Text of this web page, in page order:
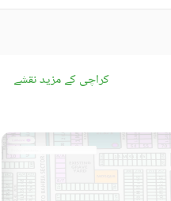
کراچی کے مزید نقشے